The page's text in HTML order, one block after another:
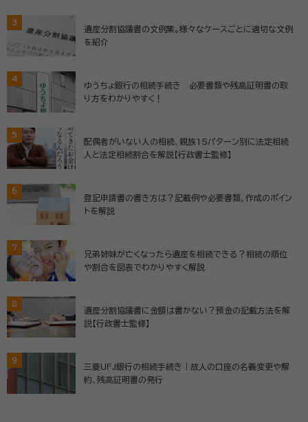
3
遺産分割協議書の文例集。様々なケースごとに適切な文例
を紹介
4
ゆうちょ銀行の相続手続き 必要書類や残高証明書の取
り方をわかりやすく！
5
配偶者がいない人の相続、親族15パターン別に法定相続
人と法定相続割合を解説【行政書士監修】
6
登記申請書の書き方は？記載例や必要書類、作成のポイン
トを解説
7
兄弟姉妹が亡くなったら遺産を相続できる？相続の順位
や割合を図表でわかりやすく解説
8
遺産分割協議書に金額は書かない？預金の記載方法を解
説【行政書士監修】
9
三菱UFJ銀行の相続手続き｜故人の口座の名義変更や解
約、残高証明書の発行